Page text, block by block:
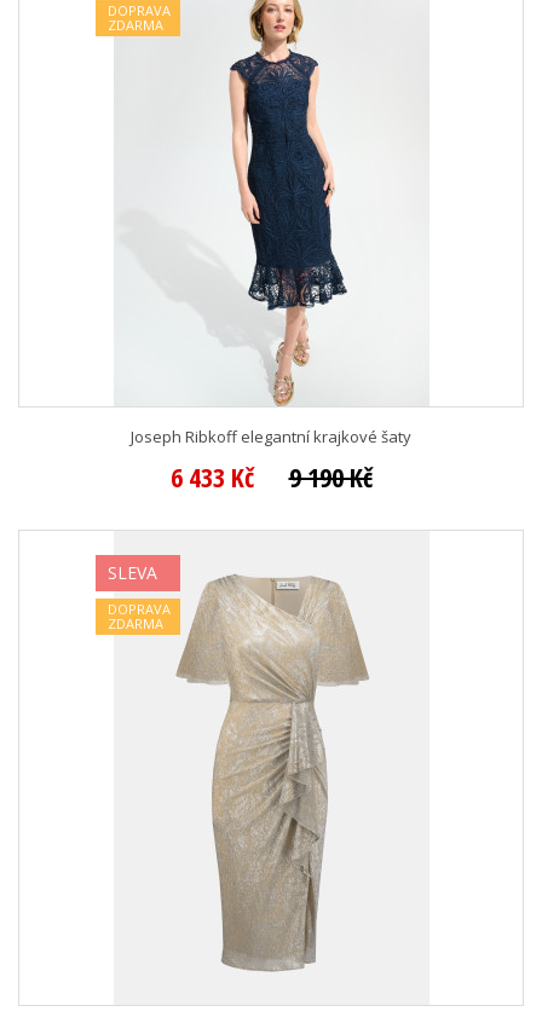
DOPRAVA
ZDARMA
Joseph Ribkoff elegantní krajkové šaty
6 433 Kč 9 190 Kč
SLEVA
DOPRAVA
ZDARMA